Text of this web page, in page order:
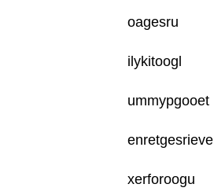
oagesru
ilykitoogl
ummypgooet
enretgesrieve
xerforoogu